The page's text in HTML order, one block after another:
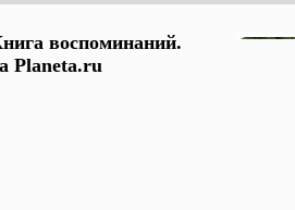
воспоминаний.
Planeta.ru